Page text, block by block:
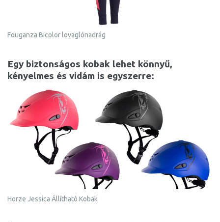
Fouganza Bicolor lovaglónadrág
Egy biztonságos kobak lehet könnyű,
kényelmes és vidám is egyszerre:
Horze Jessica Állítható Kobak